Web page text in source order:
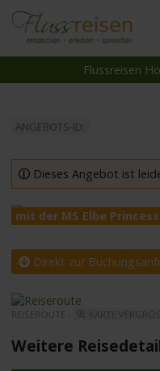
Reiseziele
Themen
Reedereien
Schiffe
Über uns
Suche
Flussreisen
ANGEBOTS-ID:
Dieses Angebot ist
mit der MS Elbe
Direkt zur
REISEROUTE -
Weitere